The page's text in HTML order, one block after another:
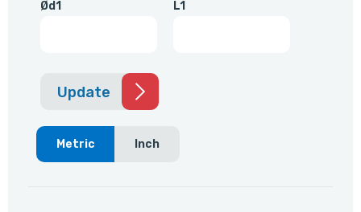
Ød1 L1
Update
Metric Inch